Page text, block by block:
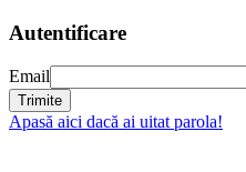
Autentificare
Email
Apasă aici dacă ai uitat parola!